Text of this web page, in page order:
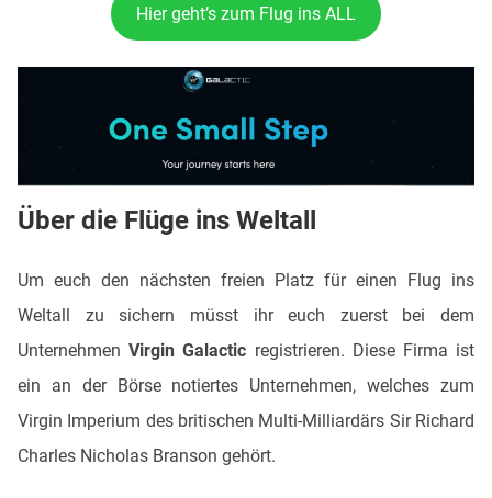
Hier geht’s zum Flug ins ALL
Über die Flüge ins Weltall
Um euch den nächsten freien Platz für einen Flug ins
Weltall zu sichern müsst ihr euch zuerst bei dem
UnternehmenVirgin Galactic registrieren. Diese Firma ist
ein an der Börse notiertes Unternehmen, welches zum
Virgin Imperium des britischen Multi-Milliardärs Sir Richard
Charles Nicholas Branson gehört.